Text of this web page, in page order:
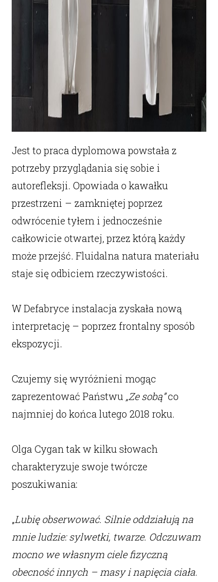
Jest to praca dyplomowa powstała z
potrzeby przyglądania się sobie i
autorefleksji. Opowiada o kawałku
przestrzeni – zamkniętej poprzez
odwrócenie tyłem i jednocześnie
całkowicie otwartej, przez którą każdy
może przejść. Fluidalna natura materiału
staje się odbiciem rzeczywistości.
W Defabryce instalacja zyskała nową
interpretację – poprzez frontalny sposób
ekspozycji.
Czujemy się wyróżnieni mogąc
zaprezentować Państwu „Ze sobą”co
najmniej do końca lutego 2018 roku.
Olga Cygan tak w kilku słowach
charakteryzuje swoje twórcze
poszukiwania:
„Lubię obserwować. Silnie oddziałują na
mnie ludzie: sylwetki, twarze. Odczuwam
mocno we własnym ciele fizyczną
obecność innych – masy i napięcia ciała.